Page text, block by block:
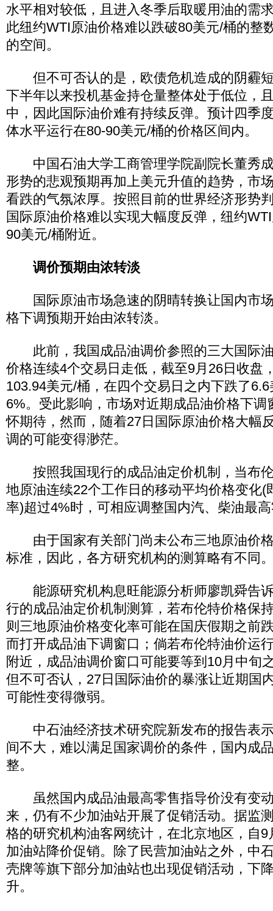
水平相对较低，且进入冬季后取暖用油的需
此纽约WTI原油价格难以跌破80美元/桶的整
的空间。
但不可否认的是，欧债危机造成的阴霾
下半年以来投机基金持仓量整体处于低位，
中，因此国际油价难有持续反弹。预计四季
体水平运行在80-90美元/桶的价格区间内。
中国石油大学工商管理学院副院长董秀
形势的悲观预期再加上美元升值的趋势，市
看跌的气氛浓厚。按照目前的世界经济形势
国际原油价格难以实现大幅度反弹，纽约
90美元/桶附近。
调价预期由浓转淡
国际原油市场急速的阴晴转换让国内市
格下调预期开始由浓转淡。
此前，我国成品油调价参照的三大国际
价格连续4个交易日走低，截至9月26日收盘
103.94美元/桶，在四个交易日之内下跌了
6%。受此影响，市场对近期成品油价格下调
怀期待，然而，随着27日国际原油价格大幅
调的可能变得渺茫。
按照我国现行的成品油定价机制，当布
地原油连续22个工作日的移动平均价格变化(
率)超过4%时，可相应调整国内汽、柴油最
由于国家有关部门尚未公布三地原油价
标准，因此，各方研究机构的测算略有不同
能源研究机构息旺能源分析师廖凯舜告
行的成品油定价机制测算，若布伦特价格保
则三地原油价格变化率可能在国庆假期之前
而打开成品油下调窗口；倘若布伦特油价运
附近，成品油调价窗口可能要等到10月中旬
但不可否认，27日国际油价的暴涨让近期国
可能性变得微弱。
中石油经济技术研究院新发布的报告表
间不大，难以满足国家调价的条件，国内成
整。
虽然国内成品油最高零售指导价没有变
来，仍有不少加油站开展了促销活动。据监
格的研究机构油客网统计，在北京地区，自
加油站降价促销。除了民营加油站之外，中
壳牌等旗下部分加油站也出现促销活动，下
升。